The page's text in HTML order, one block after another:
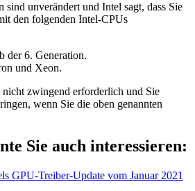
sind unverändert und Intel sagt, dass Sie
den folgenden Intel-CPUs
der 6. Generation.
und Xeon.
zwingend erforderlich und Sie
wenn Sie die oben genannten
Sie auch interessieren:
GPU-Treiber-Update vom Januar 2021